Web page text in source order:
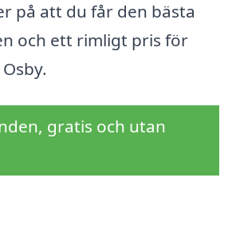
på att du får den bästa
och ett rimligt pris för
gratis och utan